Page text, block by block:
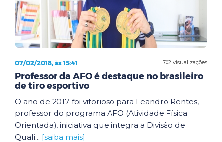
702 visualizações
07/02/2018, às 15:41
Professor da AFO é destaque no brasileiro
de tiro esportivo
O ano de 2017 foi vitorioso para Leandro Rentes,
professor do programa AFO (Atividade Física
Orientada), iniciativa que integra a Divisão de
Quali... [saiba mais]